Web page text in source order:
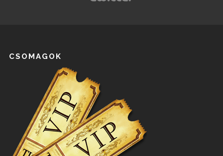
CSOMAGOK